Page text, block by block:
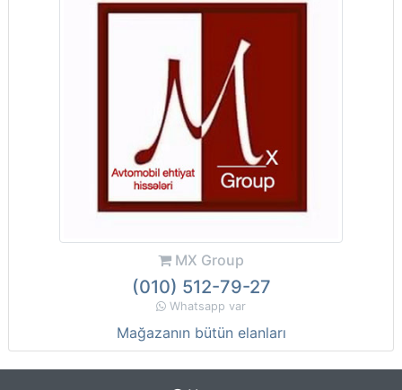
MX Group
(010) 512-79-27
Whatsapp var
Mağazanın bütün elanları